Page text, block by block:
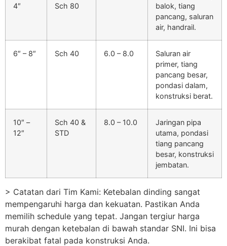
4″
Sch 80
balok, tiang
pancang, saluran
air, handrail.
6″ – 8″ Sch 40 6.0 – 8.0
Saluran air
primer, tiang
pancang besar,
pondasi dalam,
konstruksi berat.
10″ –
12″
Sch 40 &
STD
8.0 – 10.0
Jaringan pipa
utama, pondasi
tiang pancang
besar, konstruksi
jembatan.
> Catatan dari Tim Kami: Ketebalan dinding sangat
mempengaruhi harga dan kekuatan. Pastikan Anda
memilih schedule yang tepat. Jangan tergiur harga
murah dengan ketebalan di bawah standar SNI. Ini bisa
berakibat fatal pada konstruksi Anda.